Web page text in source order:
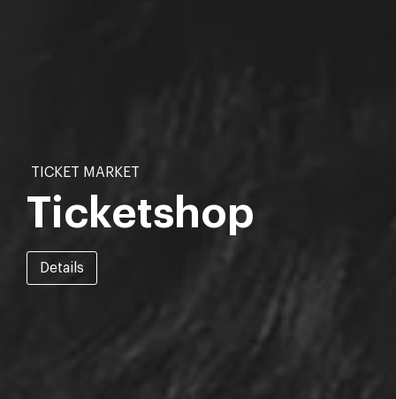
TICKET MARKET
Ticketshop
Details